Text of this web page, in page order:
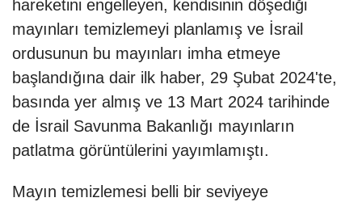
hareketini engelleyen, kendisinin döşediği
mayınları temizlemeyi planlamış ve İsrail
ordusunun bu mayınları imha etmeye
başlandığına dair ilk haber, 29 Şubat 2024'te,
basında yer almış ve 13 Mart 2024 tarihinde
de İsrail Savunma Bakanlığı mayınların
patlatma görüntülerini yayımlamıştı.
Mayın temizlemesi belli bir seviyeye